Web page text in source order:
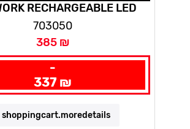
RECHARGEABLE LED
LANCER
703050
385 ₪
-
337 ₪
shoppingcart.moredetails